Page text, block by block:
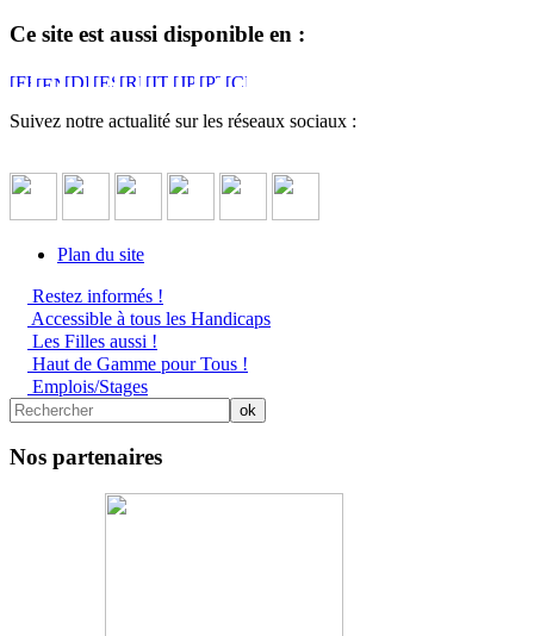
Ce site est aussi disponible en :
Suivez notre actualité sur les réseaux sociaux :
Plan du site
Restez informés !
Accessible à tous les Handicaps
Les Filles aussi !
Haut de Gamme pour Tous !
Emplois/Stages
Nos partenaires